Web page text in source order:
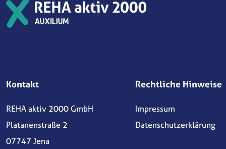
Kontakt
REHA aktiv 2000 GmbH
Platanenstraße 2
07747 Jena
Rechtliche Hinweise
Impressum
Datenschutzerklärung